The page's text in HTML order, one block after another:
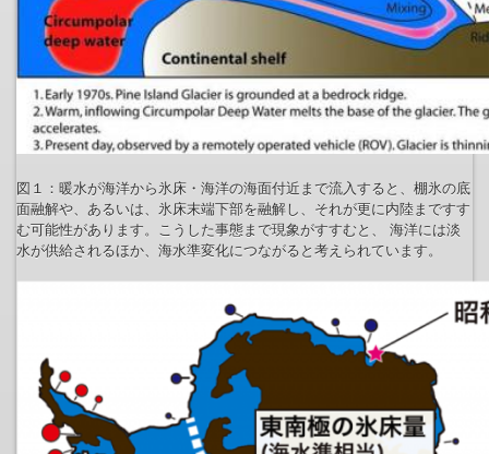
図１：暖水が海洋から氷床・海洋の海面付近まで流入すると、棚氷の底
面融解や、あるいは、氷床末端下部を融解し、それが更に内陸まですす
む可能性があります。こうした事態まで現象がすすむと、 海洋には淡
水が供給されるほか、海水準変化につながると考えられています。